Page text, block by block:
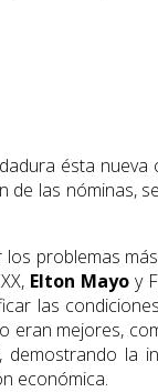
ésta
las
problemas
Elton Mayo y
las
mejores,
económica.